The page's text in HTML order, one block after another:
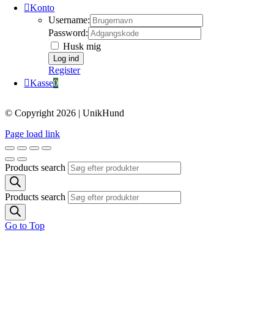
Konto
Username:
Password:
Husk mig
Register
Kasse0
© Copyright 2026 | UnikHund
Page load link
Products search
Products search
Go to Top